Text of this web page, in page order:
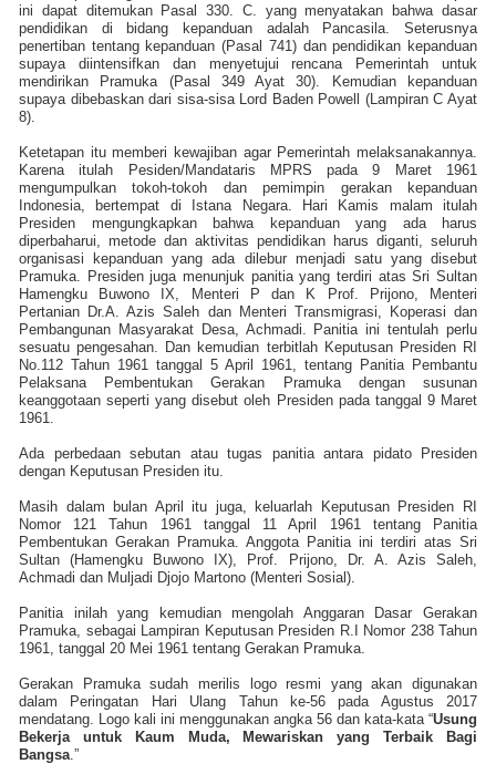
ini dapat ditemukan Pasal 330. C. yang menyatakan bahwa dasar
pendidikan di bidang kepanduan adalah Pancasila. Seterusnya
penertiban tentang kepanduan (Pasal 741) dan pendidikan kepanduan
supaya diintensifkan dan menyetujui rencana Pemerintah untuk
mendirikan Pramuka (Pasal 349 Ayat 30). Kemudian kepanduan
supaya dibebaskan dari sisa-sisa Lord Baden Powell (Lampiran C Ayat
8).
Ketetapan itu memberi kewajiban agar Pemerintah melaksanakannya.
Karena itulah Pesiden/Mandataris MPRS pada 9 Maret 1961
mengumpulkan tokoh-tokoh dan pemimpin gerakan kepanduan
Indonesia, bertempat di Istana Negara. Hari Kamis malam itulah
Presiden mengungkapkan bahwa kepanduan yang ada harus
diperbaharui, metode dan aktivitas pendidikan harus diganti, seluruh
organisasi kepanduan yang ada dilebur menjadi satu yang disebut
Pramuka. Presiden juga menunjuk panitia yang terdiri atas Sri Sultan
Hamengku Buwono IX, Menteri P dan K Prof. Prijono, Menteri
Pertanian Dr.A. Azis Saleh dan Menteri Transmigrasi, Koperasi dan
Pembangunan Masyarakat Desa, Achmadi. Panitia ini tentulah perlu
sesuatu pengesahan. Dan kemudian terbitlah Keputusan Presiden RI
No.112 Tahun 1961 tanggal 5 April 1961, tentang Panitia Pembantu
Pelaksana Pembentukan Gerakan Pramuka dengan susunan
keanggotaan seperti yang disebut oleh Presiden pada tanggal 9 Maret
1961.
Ada perbedaan sebutan atau tugas panitia antara pidato Presiden
dengan Keputusan Presiden itu.
Masih dalam bulan April itu juga, keluarlah Keputusan Presiden RI
Nomor 121 Tahun 1961 tanggal 11 April 1961 tentang Panitia
Pembentukan Gerakan Pramuka. Anggota Panitia ini terdiri atas Sri
Sultan (Hamengku Buwono IX), Prof. Prijono, Dr. A. Azis Saleh,
Achmadi dan Muljadi Djojo Martono (Menteri Sosial).
Panitia inilah yang kemudian mengolah Anggaran Dasar Gerakan
Pramuka, sebagai Lampiran Keputusan Presiden R.I Nomor 238 Tahun
1961, tanggal 20 Mei 1961 tentang Gerakan Pramuka.
Gerakan Pramuka sudah merilis logo resmi yang akan digunakan
dalam Peringatan Hari Ulang Tahun ke-56 pada Agustus 2017
mendatang. Logo kali ini menggunakan angka 56 dan kata-kata “Usung
Bekerja untuk Kaum Muda, Mewariskan yang Terbaik Bagi
Bangsa .”